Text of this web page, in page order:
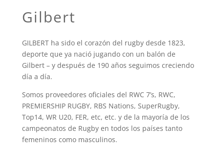
Gilbert
GILBERT ha sido el corazón del rugby desde 1823,
deporte que ya nació jugando con un balón de
Gilbert – y después de 190 años seguimos creciendo
día a día.
Somos proveedores oficiales del RWC 7’s, RWC,
PREMIERSHIP RUGBY, RBS Nations, SuperRugby,
Top14, WR U20, FER, etc, etc. y de la mayoría de los
campeonatos de Rugby en todos los países tanto
femeninos como masculinos.